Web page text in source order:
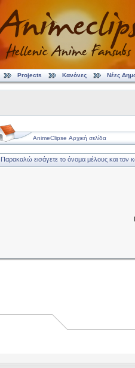
Projects Κανόνες Νέες
AnimeClipse Αρχική σελίδα
Παρακαλώ εισάγετε το όνομα μέλους και τον